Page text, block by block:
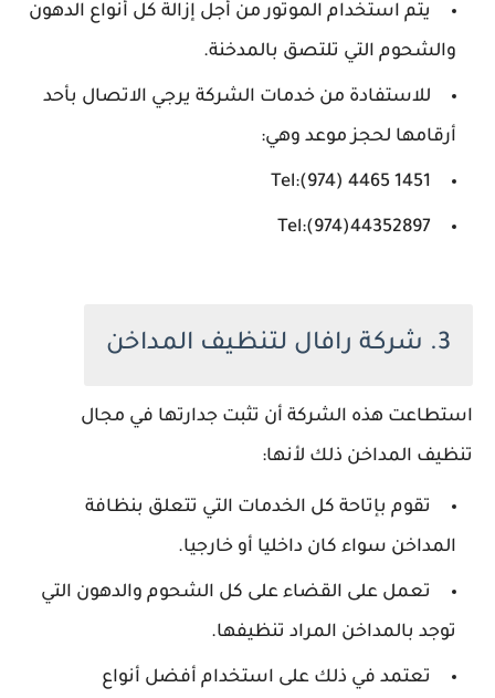
يتم استخدام الموتور من أجل إزالة كل أنواع الدهون
والشحوم التي تلتصق بالمدخنة.
للاستفادة من خدمات الشركة يرجي الاتصال بأحد
أرقامها لحجز موعد وهي:
Tel:(974) 4465 1451
Tel:(974)44352897
3. شركة رافال لتنظيف المداخن
استطاعت هذه الشركة أن تثبت جدارتها في مجال
تنظيف المداخن ذلك لأنها:
تقوم بإتاحة كل الخدمات التي تتعلق بنظافة
المداخن سواء كان داخليا أو خارجيا.
تعمل على القضاء على كل الشحوم والدهون التي
توجد بالمداخن المراد تنظيفها.
تعتمد في ذلك على استخدام أفضل أنواع